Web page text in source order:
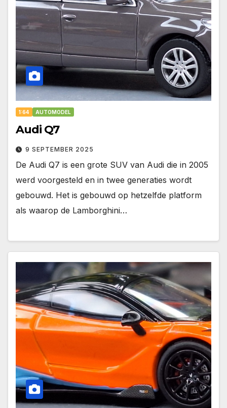
1:64 AUTOMODEL
Audi Q7
9 SEPTEMBER 2025
De Audi Q7 is een grote SUV van Audi die in 2005
werd voorgesteld en in twee generaties wordt
gebouwd. Het is gebouwd op hetzelfde platform
als waarop de Lamborghini…